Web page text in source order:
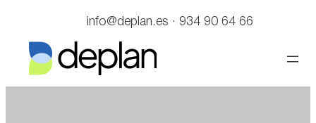
contenido
info@deplan.es · 934 90 64 66